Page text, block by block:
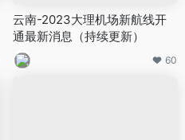
云南-2023大理机场新航线开
通最新消息（持续更新）
60